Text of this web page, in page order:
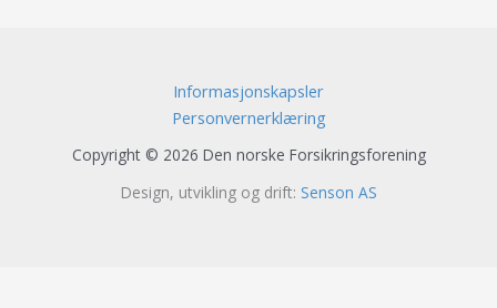
Informasjonskapsler
Personvernerklæring
Copyright © 2026 Den norske Forsikringsforening
Design, utvikling og drift: Senson AS